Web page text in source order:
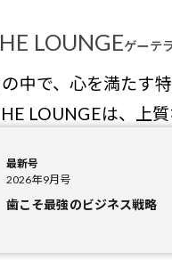
LOUNGEゲーテ
中で、心を満たす
LOUNGEは、上
めの登録無料の会員
ント、優待特典、そ
通じて、GOETHE
とときをお届けしま
最新号
2026年9月号
歯こそ最強のビジネス戦略